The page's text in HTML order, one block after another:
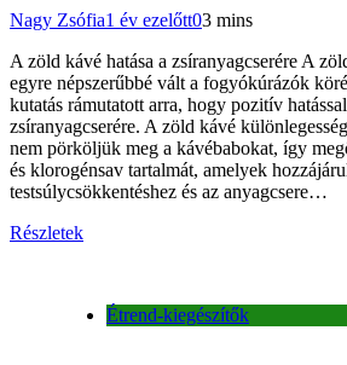
Nagy Zsófia1 év ezelőtt03 mins
A zöld kávé hatása a zsíranyagcserére A
egyre népszerűbbé vált a fogyókúrázók
kutatás rámutatott arra, hogy pozitív
zsíranyagcserére. A zöld kávé
nem pörköljük meg a kávébabokat, így
és klorogénsav tartalmát, amelyek
testsúlycsökkentéshez és az anyagcsere…
Részletek
Étrend-kiegészítők